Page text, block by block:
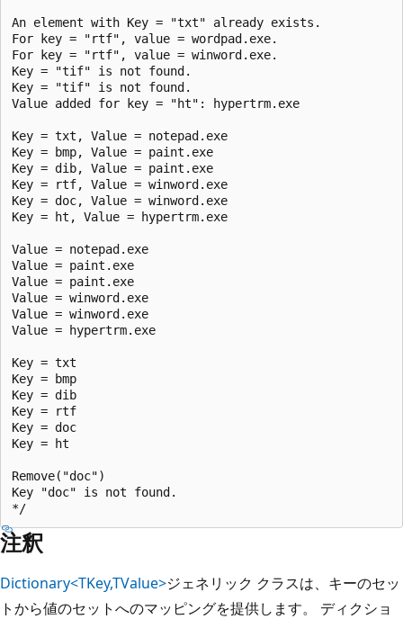
An element with Key = "txt" already exists.
For key = "rtf", value = wordpad.exe.
For key = "rtf", value = winword.exe.
Key = "tif" is not found.
Key = "tif" is not found.
Value added for key = "ht": hypertrm.exe
Key = txt, Value = notepad.exe
Key = bmp, Value = paint.exe
Key = dib, Value = paint.exe
Key = rtf, Value = winword.exe
Key = doc, Value = winword.exe
Key = ht, Value = hypertrm.exe
Value = notepad.exe
Value = paint.exe
Value = paint.exe
Value = winword.exe
Value = winword.exe
Value = hypertrm.exe
Key = txt
Key = bmp
Key = dib
Key = rtf
Key = doc
Key = ht
Remove("doc")
Key "doc" is not found.
注釈
Dictionary<TKey,TValue>ジェネリック クラスは、キーのセッ
トから値のセットへのマッピングを提供します。 ディクショ